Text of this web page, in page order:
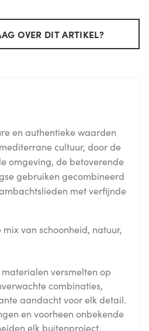
OVER DIT ARTIKEL?
en authentieke waarden
cultuur, door de
omgeving, de betoverende
gebruiken gecombineerd
met verfijnde
van schoonheid, natuur,
versmelten op
combinaties,
aandacht voor elk detail.
en voorheen onbekende
elk buitenproject.